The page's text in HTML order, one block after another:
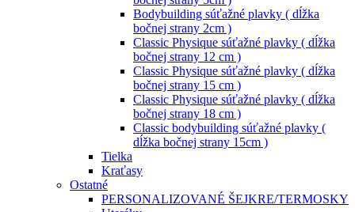
Bodybuilding súťažné plavky ( dĺžka
bočnej strany 2cm )
Classic Physique súťažné plavky ( dĺžka
bočnej strany 12 cm )
Classic Physique súťažné plavky ( dĺžka
bočnej strany 15 cm )
Classic Physique súťažné plavky ( dĺžka
bočnej strany 18 cm )
Classic bodybuilding súťažné plavky (
dĺžka bočnej strany 15cm )
Tielka
Kraťasy
Ostatné
PERSONALIZOVANÉ ŠEJKRE/TERMOSKY